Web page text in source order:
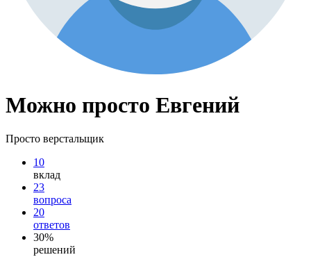
Можно просто Евгений
Просто верстальщик
10
вклад
23
вопроса
20
ответов
30%
решений